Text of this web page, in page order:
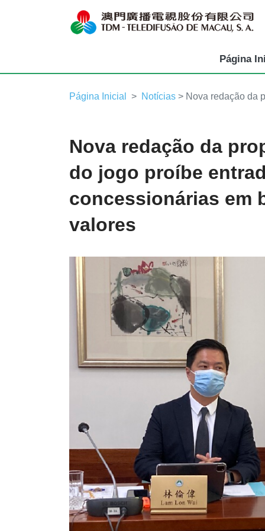
Página
Página Inicial Notícias > Nova redação da
Nova redação da
do jogo proíbe
concessionárias em
valores